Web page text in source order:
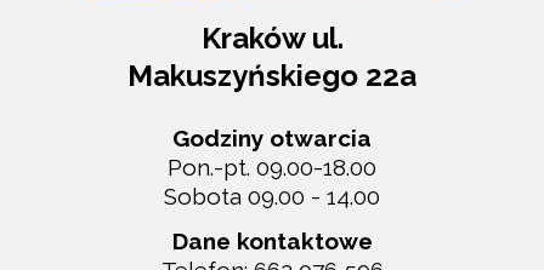
Kraków ul.
Makuszyńskiego 22a
Godziny otwarcia
Pon.-pt. 09.00-18.00
Sobota 09.00 - 14.00
Dane kontaktowe